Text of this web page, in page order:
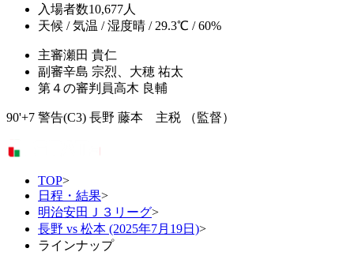
入場者数10,677人
天候 / 気温 / 湿度晴 / 29.3℃ / 60%
主審瀬田 貴仁
副審辛島 宗烈、大穂 祐太
第４の審判員高木 良輔
90'+7 警告(C3) 長野 藤本 主税 （監督）
TOP>
日程・結果>
明治安田Ｊ３リーグ>
長野 vs 松本 (2025年7月19日)>
ラインナップ